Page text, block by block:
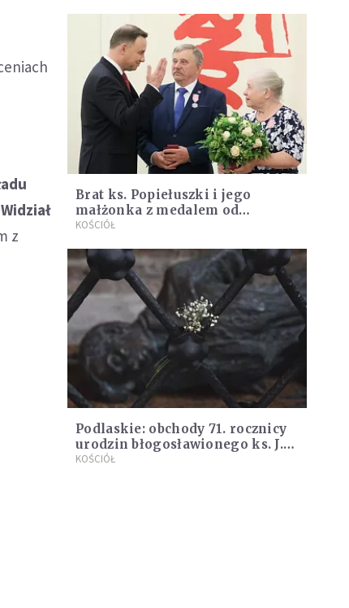
z
Brat ks. Popiełuszki i jego
małżonka z medalem od
Prezydenta RP
KOŚCIÓŁ
Podlaskie: obchody 71. rocznicy
urodzin błogosławionego ks. J.
Popiełuszki
KOŚCIÓŁ